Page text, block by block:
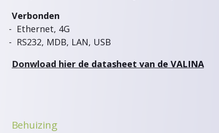
Verbonden
Ethernet, 4G
RS232, MDB, LAN, USB
Donwload hier de datasheet van de VALINA
Behuizing